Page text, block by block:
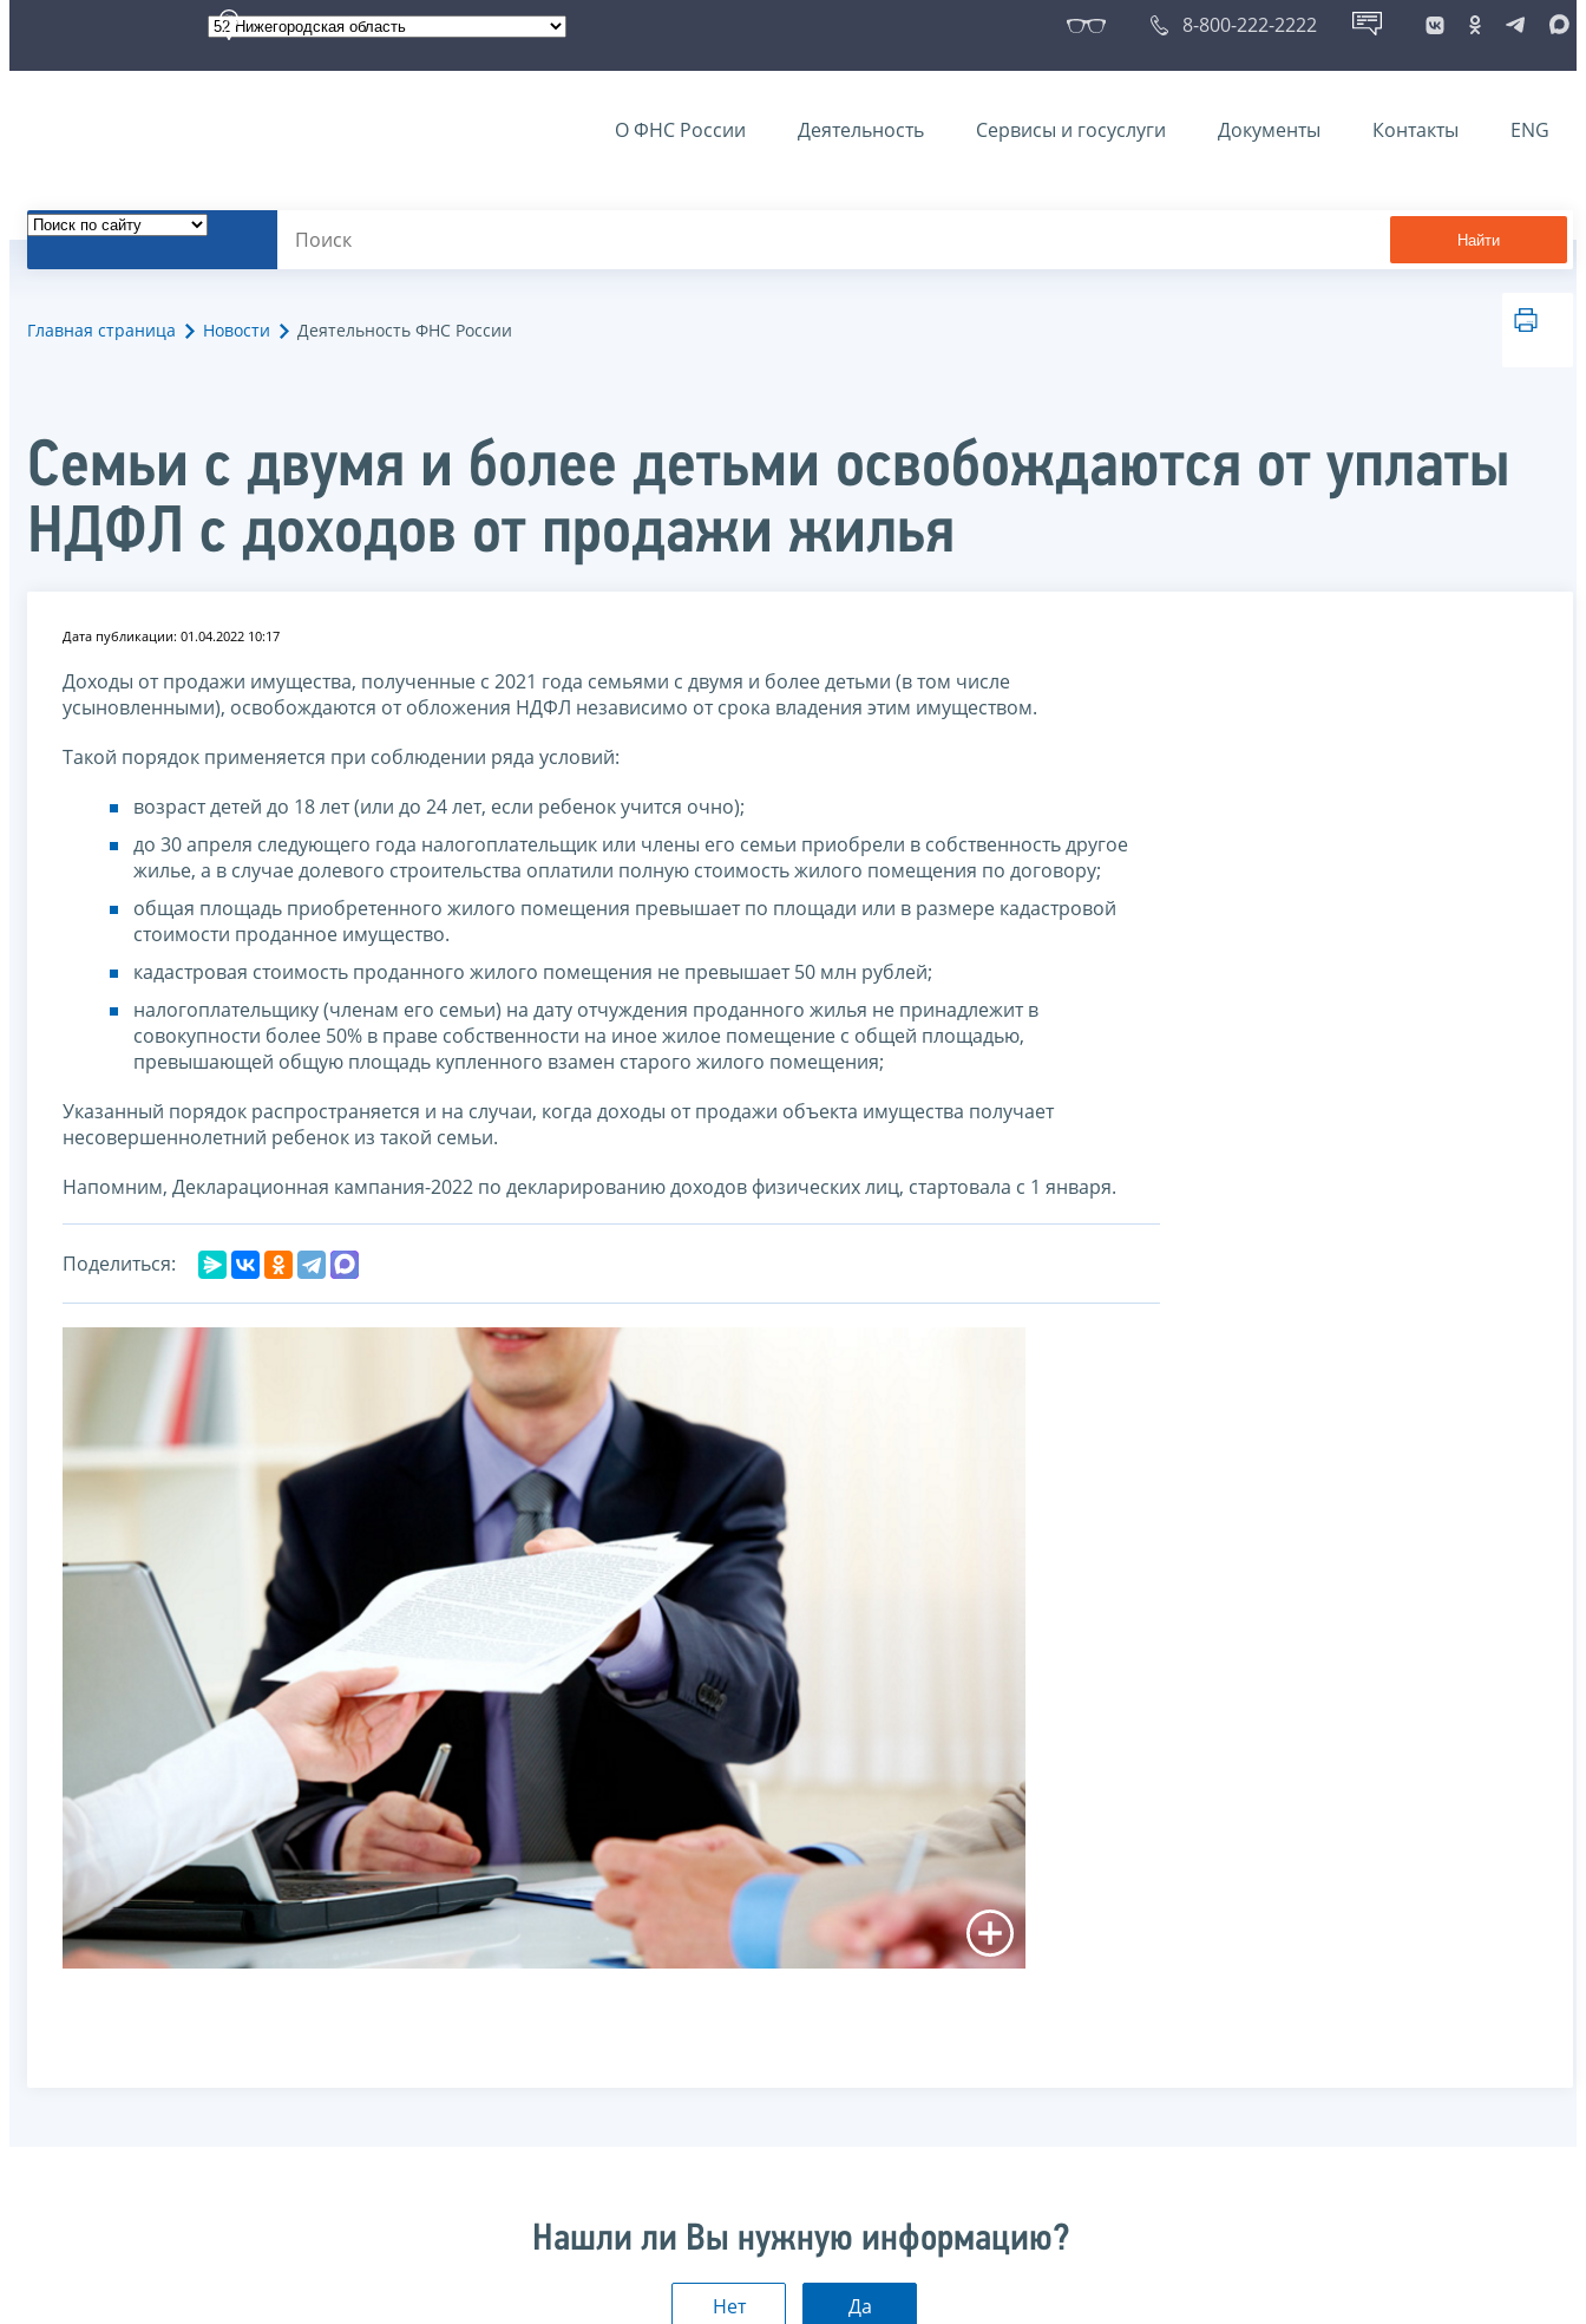
8-800-222-2222
О ФНС России Деятельность Сервисы и госуслуги Документы Контакты ENG
Найти
Главная страница Новости Деятельность ФНС России
Семьи с двумя и более детьми освобождаются от уплаты
НДФЛ с доходов от продажи жилья
Дата публикации: 01.04.2022 10:17
Доходы от продажи имущества, полученные с 2021 года семьями с двумя и более детьми (в том числе
усыновленными), освобождаются от обложения НДФЛ независимо от срока владения этим имуществом.
Такой порядок применяется при соблюдении ряда условий:
возраст детей до 18 лет (или до 24 лет, если ребенок учится очно);
до 30 апреля следующего года налогоплательщик или члены его семьи приобрели в собственность другое
жилье, а в случае долевого строительства оплатили полную стоимость жилого помещения по договору;
общая площадь приобретенного жилого помещения превышает по площади или в размере кадастровой
стоимости проданное имущество.
кадастровая стоимость проданного жилого помещения не превышает 50 млн рублей;
налогоплательщику (членам его семьи) на дату отчуждения проданного жилья не принадлежит в
совокупности более 50% в праве собственности на иное жилое помещение с общей площадью,
превышающей общую площадь купленного взамен старого жилого помещения;
Указанный порядок распространяется и на случаи, когда доходы от продажи объекта имущества получает
несовершеннолетний ребенок из такой семьи.
Напомним, Декларационная кампания-2022 по декларированию доходов физических лиц, стартовала с 1 января.
Поделиться:
Нашли ли Вы нужную информацию?
Нет Да